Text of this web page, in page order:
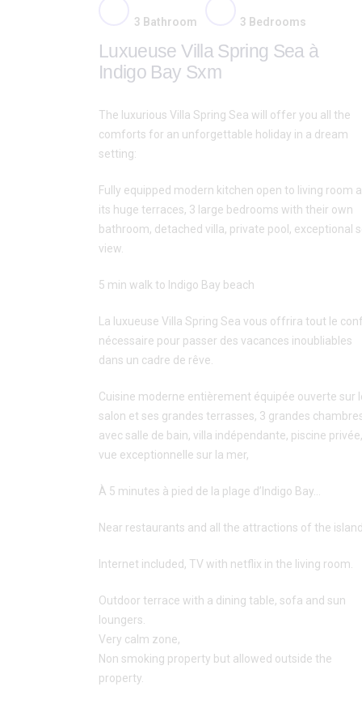
3 Bathroom 3 Bedrooms
Luxueuse Villa Spring Sea à
Indigo Bay Sxm
The luxurious Villa Spring Sea will offer you all the
comforts for an unforgettable holiday in a dream
setting:
Fully equipped modern kitchen open to living room
its huge terraces, 3 large bedrooms with their own
bathroom, detached villa, private pool, exceptional
view.
5 min walk to Indigo Bay beach
La luxueuse Villa Spring Sea vous offrira tout le
nécessaire pour passer des vacances inoubliables
dans un cadre de rêve.
Cuisine moderne entièrement équipée ouverte sur
salon et ses grandes terrasses, 3 grandes
avec salle de bain, villa indépendante, piscine privée,
vue exceptionnelle sur la mer,
À 5 minutes à pied de la plage d’Indigo Bay…
Near restaurants and all the attractions of the
Internet included, TV with netflix in the living room.
Outdoor terrace with a dining table, sofa and sun
loungers.
Very calm zone,
Non smoking property but allowed outside the
property.